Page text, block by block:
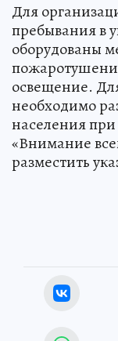
Для
пребывания в
оборудованы
освещение.
необходимо
населения
«Внимание
разместить